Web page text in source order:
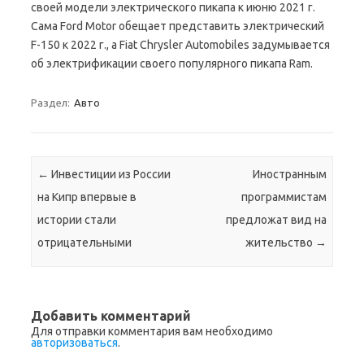
своей модели электрического пикапа к июню 2021 г.
Сама Ford Motor обещает представить электрический
F-150 к 2022 г., а Fiat Chrysler Automobiles задумывается
об электрификации своего популярного пикапа Ram.
Раздел: Авто
Навигация по записям
← Инвестиции из России
на Кипр впервые в
истории стали
отрицательными
Иностранным
программистам
предложат вид на
жительство →
Добавить комментарий
Для отправки комментария вам необходимо
авторизоваться.